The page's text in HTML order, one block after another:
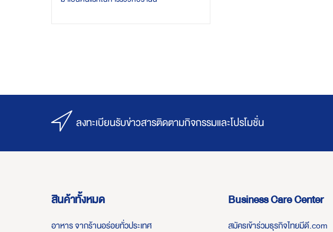
ลงทะเบียนรับข่าวสารติดตามกิจกรรมและโปรโมชั่น
สินค้าทั้งหมด
อาหาร จากร้านอร่อยทั่วประเทศ
Business Care Center
สมัครเข้าร่วมธุรกิจไทยมีดี.com